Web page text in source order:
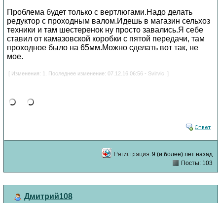
Проблема будет только с вертлюгами.Надо делать
редуктор с проходным валом.Идешь в магазин сельхоз
техники и там шестеренок ну просто завались.Я себе
ставил от камазовской коробки с пятой передачи, там
проходное было на 65мм.Можно сделать вот так, не
мое.
[ Изменения: 1. Последнее изменение: 07.12.16 06:56 - Svirvic. ]
9 (и более) лет назад
Посты: 103
Дмитрий108